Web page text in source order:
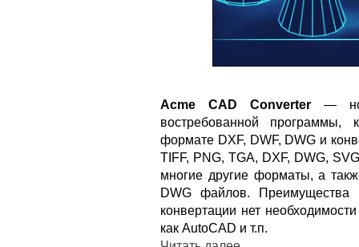
Acme CAD Converter —
востребованной программы,
формате DXF, DWF, DWG и
TIFF, PNG, TGA, DXF, DWG,
многие другие форматы, а
DWG файлов.
конвертации нет
как AutoCAD и т.п.